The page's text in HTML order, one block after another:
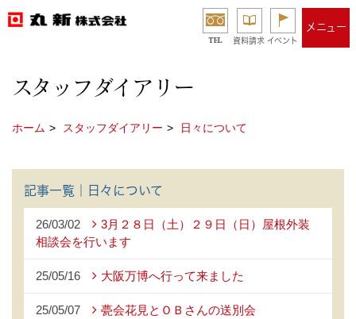
TEL 資料請求 イベント
メニュー
スタッフダイアリー
ホーム スタッフダイアリー 日々について
記事一覧｜日々について
26/03/02
3月２８日（土）２９日（日）屋根外装
相談会を行います
25/05/16 大阪万博へ行って来ました
25/05/07 甍会花見とＯＢさんの送別会